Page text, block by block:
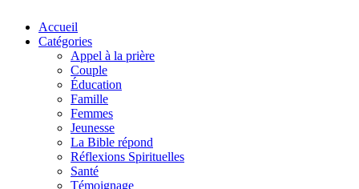
Accueil
Catégories
Appel à la prière
Couple
Éducation
Famille
Femmes
Jeunesse
La Bible répond
Réflexions Spirituelles
Santé
Témoignage